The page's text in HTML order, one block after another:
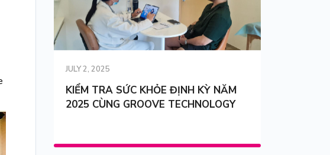
JULY 2, 2025
KIỂM TRA SỨC KHỎE ĐỊNH KỲ NĂM
2025 CÙNG GROOVE TECHNOLOGY